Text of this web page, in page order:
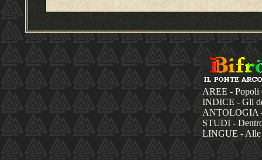
AREE - Popoli
INDICE - Gli
ANTOLOGIA
STUDI -
LINGUE - Alle